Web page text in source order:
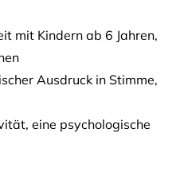
mit Kindern ab 6 Jahren,
Ausdruck in Stimme,
eine psychologische